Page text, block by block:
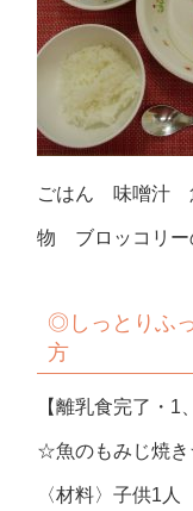
ごはん 味噌汁
物 ブロッコリー
◎しっとりふ
方
【離乳食完了・1
☆魚のもみじ焼
〈材料〉子供1人